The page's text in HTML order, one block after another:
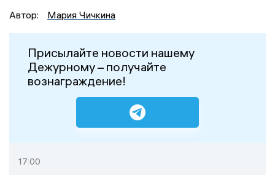
Автор:
Мария Чичкина
Присылайте новости нашему
Дежурному – получайте
вознаграждение!
17:00